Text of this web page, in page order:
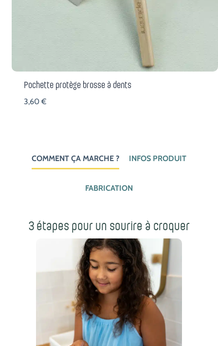
Pochette protège brosse à dents
3,60€
COMMENT ÇA MARCHE ? INFOS PRODUIT
FABRICATION
3 étapes pour un sourire à croquer